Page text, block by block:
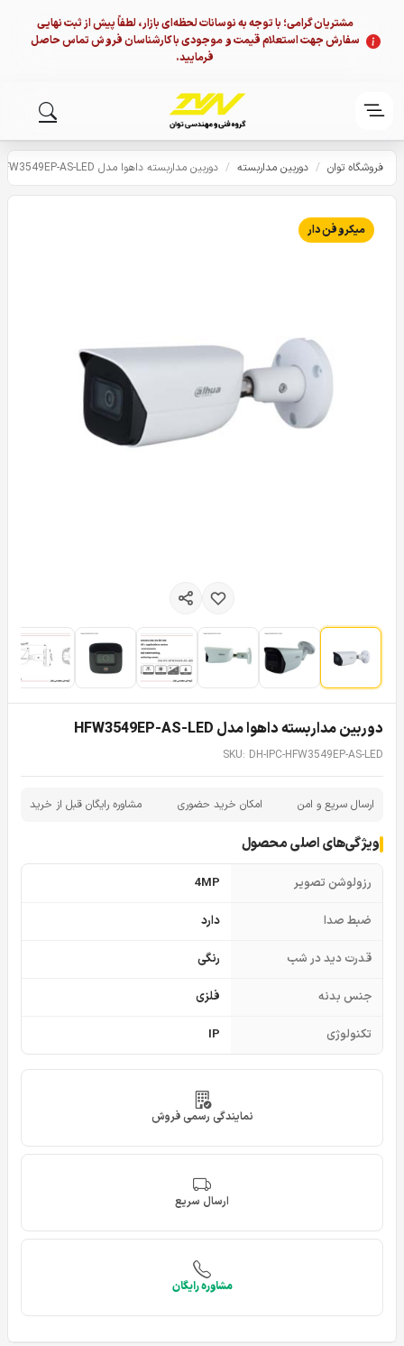
مشتریان گرامی؛ با توجه به نوسانات لحظه‌ای بازار، لطفاً پیش از ثبت نهایی
سفارش جهت استعلام قیمت و موجودی با کارشناسان فروش تماس حاصل
فرمایید.
فروشگاه توان / دوربین مداربسته / دوربین مداربسته داهوا مدل HFW3549EP-AS-LED
میکروفن دار
دوربین مداربسته داهوا مدل HFW3549EP-AS-LED
SKU: DH-IPC-HFW3549EP-AS-LED
ارسال سریع و امن امکان خرید حضوری مشاوره رایگان قبل از خرید
ویژگی‌های اصلی محصول
رزولوشن تصویر 4MP
ضبط صدا دارد
قدرت دید در شب رنگی
جنس بدنه فلزی
تکنولوژی IP
نمایندگی رسمی فروش
ارسال سریع
مشاوره رایگان